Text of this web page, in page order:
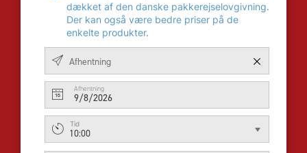
dækket af den danske pakkerejselovgivning.
Der kan også være bedre priser på de
enkelte produkter.
Afhentning
9/8/2026
Tid
10:00